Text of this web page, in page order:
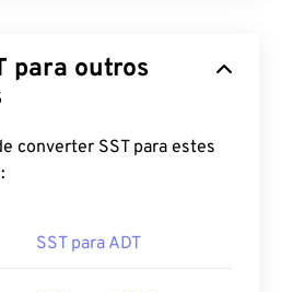
para outros
converter SST para estes
SST para ADT